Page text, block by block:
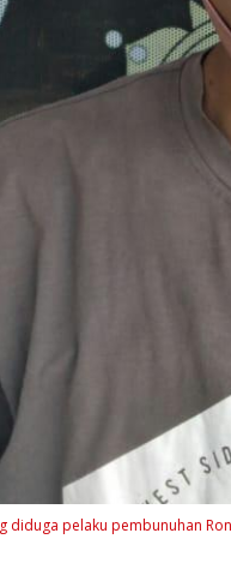
diduga pelaku pembunuhan